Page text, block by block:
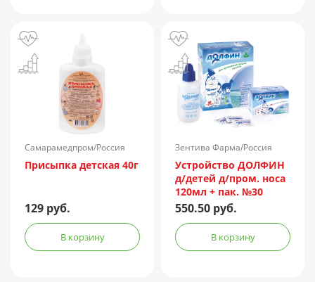
Самарамедпром/Россия
Присыпка детская 40г
129 руб.
В корзину
Зентива Фарма/Россия
Устройство ДОЛФИН
д/детей д/пром. носа
120мл + пак. №30
550.50 руб.
В корзину